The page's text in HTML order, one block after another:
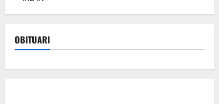
OBITUARI